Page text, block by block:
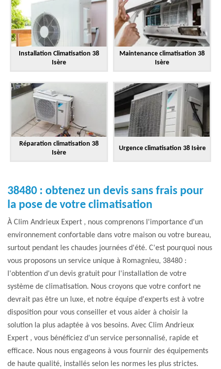
Installation Climatisation 38
Isère
Maintenance climatisation 38
Isère
Réparation climatisation 38
Isère
Urgence climatisation 38 Isère
38480 : obtenez un devis sans frais pour
la pose de votre climatisation
À Clim Andrieux Expert , nous comprenons l'importance d'un
environnement confortable dans votre maison ou votre bureau,
surtout pendant les chaudes journées d'été. C'est pourquoi nous
vous proposons un service unique à Romagnieu, 38480 :
l'obtention d'un devis gratuit pour l'installation de votre
système de climatisation. Nous croyons que votre confort ne
devrait pas être un luxe, et notre équipe d'experts est à votre
disposition pour vous conseiller et vous aider à choisir la
solution la plus adaptée à vos besoins. Avec Clim Andrieux
Expert , vous bénéficiez d'un service personnalisé, rapide et
efficace. Nous nous engageons à vous fournir des équipements
de haute qualité, installés selon les normes les plus strictes.